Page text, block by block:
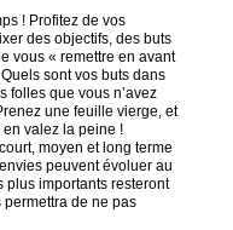
! Profitez de vos
des objectifs, des buts
vous « remettre en avant
sont vos buts dans
folles que vous n’avez
une feuille vierge, et
valez la peine !
moyen et long terme
peuvent évoluer au
plus importants resteront
permettra de ne pas